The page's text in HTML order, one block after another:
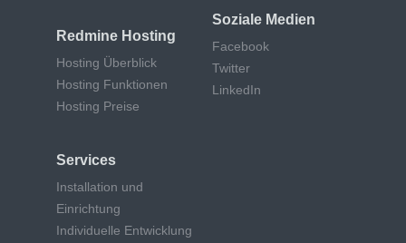
Redmine Hosting
Hosting Überblick
Hosting Funktionen
Hosting Preise
Services
Installation und
Einrichtung
Individuelle Entwicklung
Soziale Medien
Facebook
Twitter
LinkedIn